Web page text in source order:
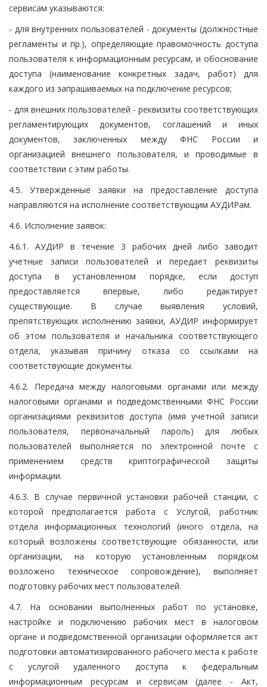
сервисам указываются:
- для внутренних пользователей - документы (должностные
регламенты и пр.), определяющие правомочность доступа
пользователя к информационным ресурсам, и обоснование
доступа (наименование конкретных задач, работ) для
каждого из запрашиваемых на подключение ресурсов;
- для внешних пользователей - реквизиты соответствующих
регламентирующих документов, соглашений и иных
документов, заключенных между ФНС России и
организацией внешнего пользователя, и проводимые в
соответствии с этим работы.
4.5. Утвержденные заявки на предоставление доступа
направляются на исполнение соответствующим АУДИРам.
4.6. Исполнение заявок:
4.6.1. АУДИР в течение 3 рабочих дней либо заводит
учетные записи пользователей и передает реквизиты
доступа в установленном порядке, если доступ
предоставляется впервые, либо редактирует
существующие. В случае выявления условий,
препятствующих исполнению заявки, АУДИР информирует
об этом пользователя и начальника соответствующего
отдела, указывая причину отказа со ссылками на
соответствующие документы.
4.6.2. Передача между налоговыми органами или между
налоговыми органами и подведомственными ФНС России
организациями реквизитов доступа (имя учетной записи
пользователя, первоначальный пароль) для любых
пользователей выполняется по электронной почте с
применением средств криптографической защиты
информации.
4.6.3. В случае первичной установки рабочей станции, с
которой предполагается работа с Услугой, работник
отдела информационных технологий (иного отдела, на
который возложены соответствующие обязанности, или
организации, на которую установленным порядком
возложено техническое сопровождение), выполняет
подготовку рабочих мест пользователей.
4.7. На основании выполненных работ по установке,
настройке и подключению рабочих мест в налоговом
органе и подведомственной организации оформляется акт
подготовки автоматизированного рабочего места к работе
с услугой удаленного доступа к федеральным
информационным ресурсам и сервисам (далее - Акт,